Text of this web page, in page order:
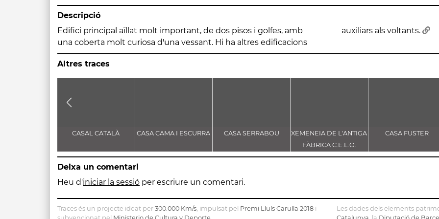
Descripció
Edifici principal aïllat molt important, de dos pisos i golfes, amb
una coberta molt curiosa d'una vessant. Hi ha altres edificacions
auxiliars als voltants.
Altres traces
CASAL CATALÀ CASA CAMA I ESCURRA CASA SERRABOU
XEMENEIA DE L'ANTIGA
FÀBRICA C.E.L.O.
CASA FUSTER
Deixa un comentari
Heu d'iniciar la sessió per escriure un comentari.
Traces és un projecte ideat per 300.000 Km/s, impulsat pel Premi Lluís Carulla 2018 i
Les dades dels elements